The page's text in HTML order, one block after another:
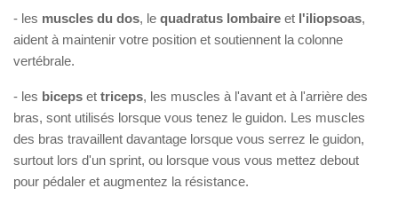
- les muscles du dos, le quadratus lombaire et l'iliopsoas,
aident à maintenir votre position et soutiennent la colonne
vertébrale.
- les biceps et triceps, les muscles à l'avant et à l'arrière des
bras, sont utilisés lorsque vous tenez le guidon. Les muscles
des bras travaillent davantage lorsque vous serrez le guidon,
surtout lors d'un sprint, ou lorsque vous vous mettez debout
pour pédaler et augmentez la résistance.